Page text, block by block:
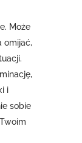
Może
omijać,
i
sobie